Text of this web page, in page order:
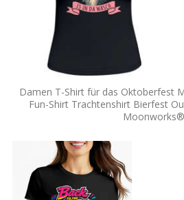
Damen T-Shirt für das Oktoberfest
Fun-Shirt Trachtenshirt Bierfest
Moonworks®